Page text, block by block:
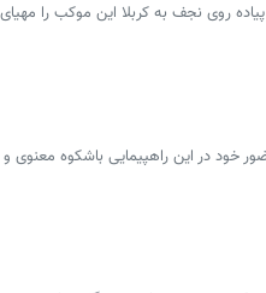
موکب حرم مطهر حضرت فاطمه معصومه سلام الله علیها در عمود 1080 مسیر پیاده روی نجف به کربلا این موکب را مهیای
خود در این راهپیمایی باشکوه معنوی و